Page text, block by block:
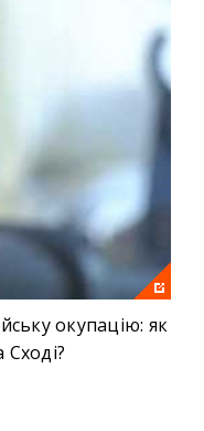
окупацію: як